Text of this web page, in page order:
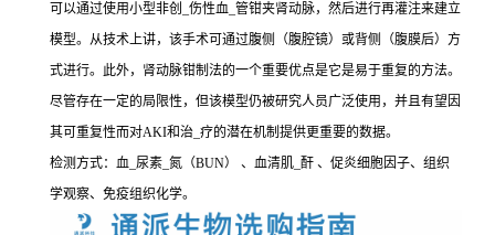
可以通过使用小型非创_伤性血_管钳夹肾动脉，然后进行再灌注来建立
模型。从技术上讲，该手术可通过腹侧（腹腔镜）或背侧（腹膜后）方
式进行。此外，肾动脉钳制法的一个重要优点是它是易于重复的方法。
尽管存在一定的局限性，但该模型仍被研究人员广泛使用，并且有望因
其可重复性而对AKI和治_疗的潜在机制提供更重要的数据。
检测方式：血_尿素_氮（BUN） 、血清肌_酐 、促炎细胞因子、组织
学观察、免疫组织化学。